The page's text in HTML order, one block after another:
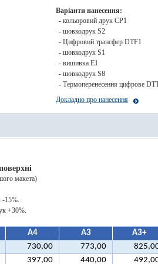
Варіанти нанесення:
- кольоровий друк CP1
- шовкодрук S2
- Цифровий трансфер DTF1
- шовкодрук S1
- вишивка E1
- шовкодрук S8
- Термоперенесення цифрове
Докладно про нанесення
макета)
-15%.
+30%.
А4 А3
А3+
730,00 773,00
397,00 440,00